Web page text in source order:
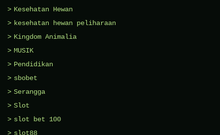
Kesehatan Hewan
kesehatan hewan peliharaan
Kingdom Animalia
MUSIK
Pendidikan
sbobet
Serangga
Slot
slot bet 100
slot88